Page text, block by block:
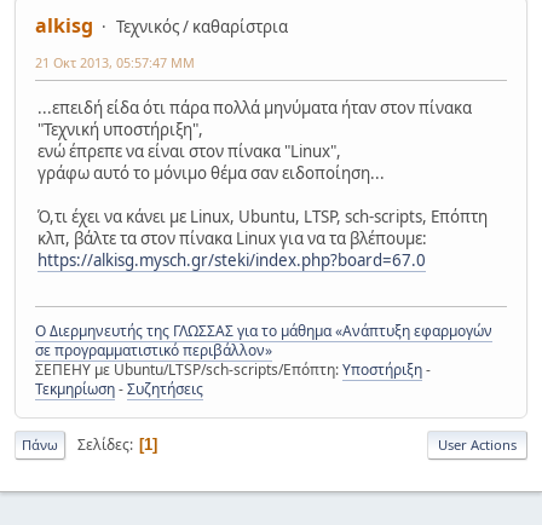
alkisg Τεχνικός / καθαρίστρια
21 Οκτ 2013, 05:57:47 ΜΜ
...επειδή είδα ότι πάρα πολλά μηνύματα ήταν στον πίνακα
"Τεχνική υποστήριξη",
ενώ έπρεπε να είναι στον πίνακα "Linux",
γράφω αυτό το μόνιμο θέμα σαν ειδοποίηση...
Ό,τι έχει να κάνει με Linux, Ubuntu, LTSP, sch-scripts, Επόπτη
κλπ, βάλτε τα στον πίνακα Linux για να τα βλέπουμε:
https://alkisg.mysch.gr/steki/index.php?board=67.0
Ο Διερμηνευτής της ΓΛΩΣΣΑΣ για το μάθημα «Ανάπτυξη εφαρμογών
σε προγραμματιστικό περιβάλλον»
ΣΕΠΕΗΥ με Ubuntu/LTSP/sch-scripts/Επόπτη:Υποστήριξη-
Τεκμηρίωση-Συζητήσεις
Πάνω Σελίδες 1 User Actions